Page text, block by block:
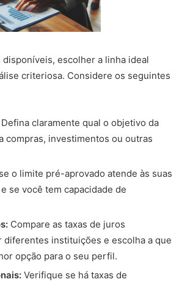
disponíveis, escolher a linha ideal
criteriosa. Considere os seguintes
Defina claramente qual o objetivo da
compras, investimentos ou outras
o limite pré-aprovado atende às suas
se você tem capacidade de
Compare as taxas de juros
diferentes instituições e escolha a que
opção para o seu perfil.
Verifique se há taxas de